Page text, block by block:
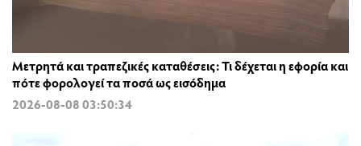
Μετρητά και τραπεζικές καταθέσεις: Τι δέχεται η εφορία και
πότε φορολογεί τα ποσά ως εισόδημα
2026-08-08 03:50:34